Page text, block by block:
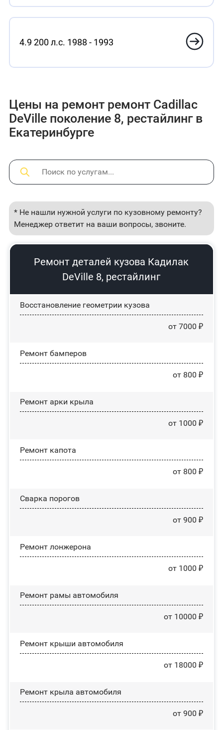
4.9 200 л.с. 1988 - 1993
Цены на ремонт ремонт Cadillac
DeVille поколение 8, рестайлинг в
Екатеринбурге
* Не нашли нужной услуги по кузовному ремонту?
Менеджер ответит на ваши вопросы, звоните.
Ремонт деталей кузова Кадилак
DeVille 8, рестайлинг
Восстановление геометрии кузова
от 7000 ₽
Ремонт бамперов
от 800 ₽
Ремонт арки крыла
от 1000 ₽
Ремонт капота
от 800 ₽
Сварка порогов
от 900 ₽
Ремонт лонжерона
от 1000 ₽
Ремонт рамы автомобиля
от 10000 ₽
Ремонт крыши автомобиля
от 18000 ₽
Ремонт крыла автомобиля
от 900 ₽